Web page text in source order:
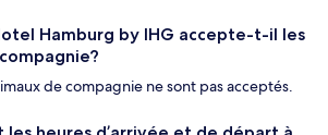
Hamburg by IHG accepte-t-il les
de compagnie ne sont pas acceptés.